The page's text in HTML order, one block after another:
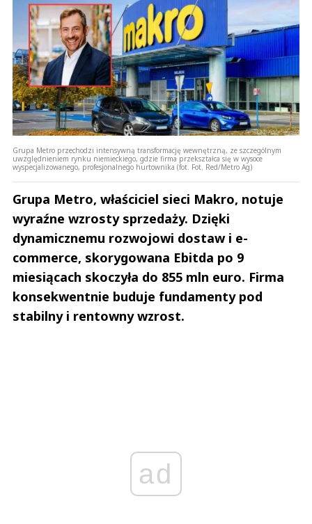
Grupa Metro przechodzi intensywną transformację wewnętrzną, ze szczególnym
uwzględnieniem rynku niemieckiego, gdzie firma przekształca się w wysoce
wyspecjalizowanego, profesjonalnego hurtownika (fot. Fot. Red/Metro Ag)
Grupa Metro, właściciel sieci Makro, notuje
wyraźne wzrosty sprzedaży. Dzięki
dynamicznemu rozwojowi dostaw i e-
commerce, skorygowana Ebitda po 9
miesiącach skoczyła do 855 mln euro. Firma
konsekwentnie buduje fundamenty pod
stabilny i rentowny wzrost.
ad